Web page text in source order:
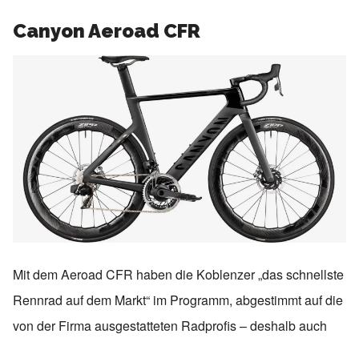
Canyon Aeroad CFR
Mit dem Aeroad CFR haben die Koblenzer „das schnellste
Rennrad auf dem Markt“ im Programm, abgestimmt auf die
von der Firma ausgestatteten Radprofis – deshalb auch